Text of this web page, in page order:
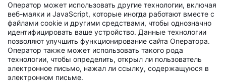
Оператор может использовать другие технологии, включая
веб-маяки и JavaScript, которые иногда работают вместе с
файлами cookie и другими средствами, чтобы однозначно
идентифицировать ваше устройство. Данные технологии
позволяют улучшить функционирование сайта Оператора.
Оператор также может использовать такого рода
технологии, чтобы определить, открыл ли пользователь
электронное письмо, нажал ли ссылку, содержащуюся в
электронном письме.